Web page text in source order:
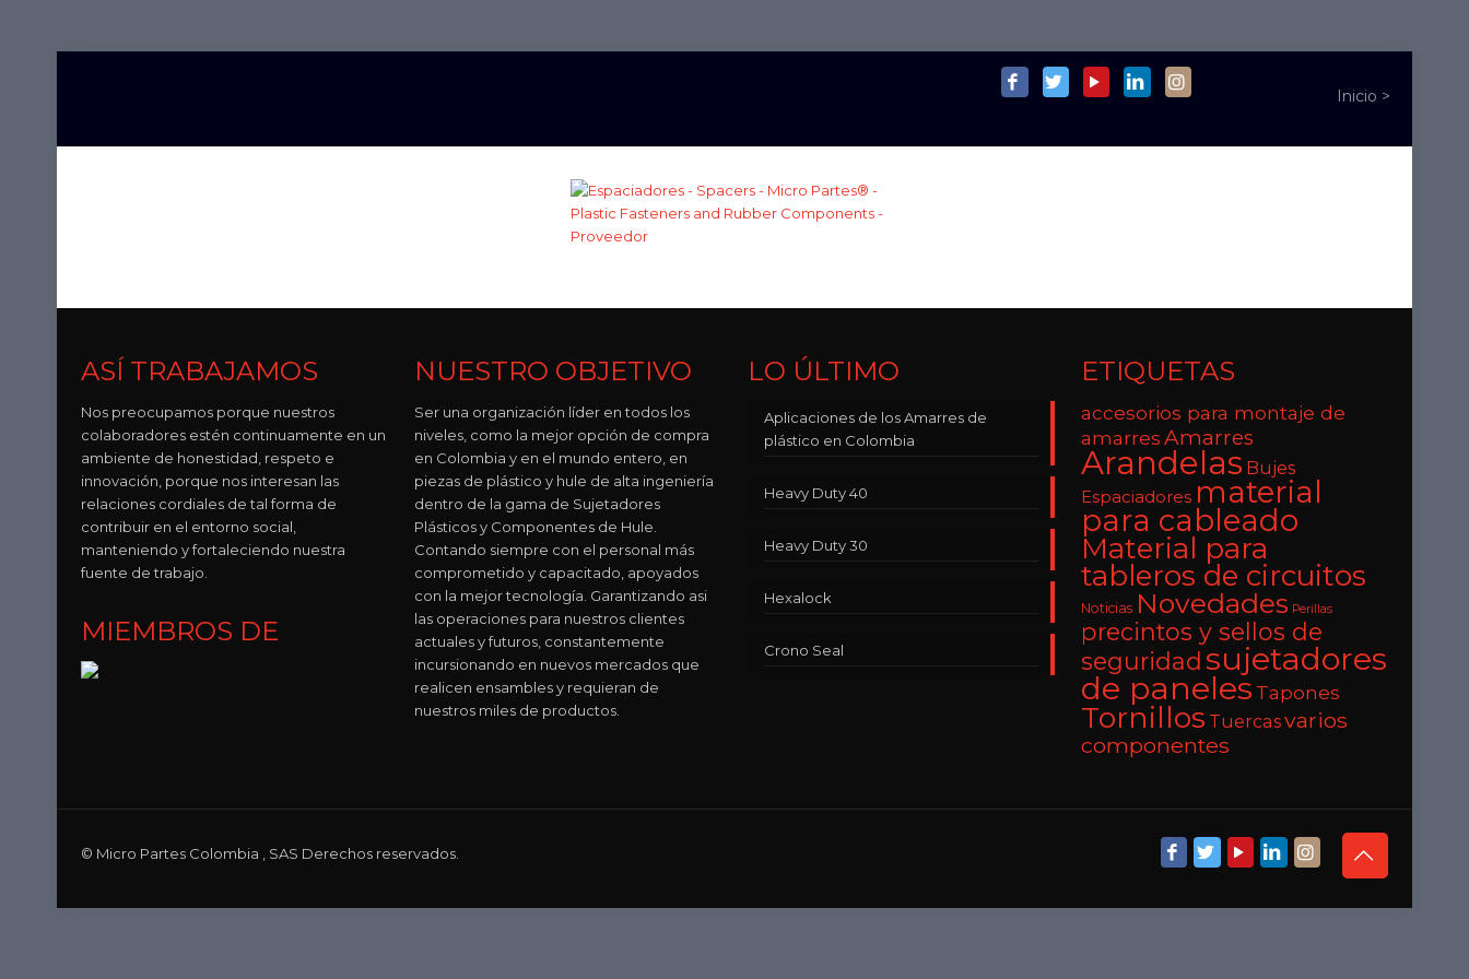
ASÍ TRABAJAMOS
Nos preocupamos porque nuestros
colaboradores estén continuamente en un
ambiente de honestidad, respeto e
innovación, porque nos interesan las
relaciones cordiales de tal forma de
contribuir en el entorno social,
manteniendo y fortaleciendo nuestra
fuente de trabajo.
MIEMBROS DE
NUESTRO OBJETIVO
Ser una organización líder en todos los
niveles, como la mejor opción de compra
en Colombia y en el mundo entero, en
piezas de plástico y hule de alta ingeniería
dentro de la gama de Sujetadores
Plásticos y Componentes de Hule.
Contando siempre con el personal más
comprometido y capacitado, apoyados
con la mejor tecnología. Garantizando asi
las operaciones para nuestros clientes
actuales y futuros, constantemente
incursionando en nuevos mercados que
realicen ensambles y requieran de
nuestros miles de productos.
LO ÚLTIMO
Aplicaciones de los Amarres de
plástico en Colombia
Heavy Duty 40
Heavy Duty 30
Hexalock
Crono Seal
ETIQUETAS
accesorios para montaje de
amarresAmarres
Arandelas Bujes
Espaciadores material
para cableado
Material para
tableros de circuitos
Noticias Novedades Perillas
precintos y sellos de
seguridadsujetadores
de paneles Tapones
Tornillos Tuercasvarios
componentes
© Micro Partes Colombia , SAS Derechos reservados.